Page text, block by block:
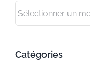
Catégories